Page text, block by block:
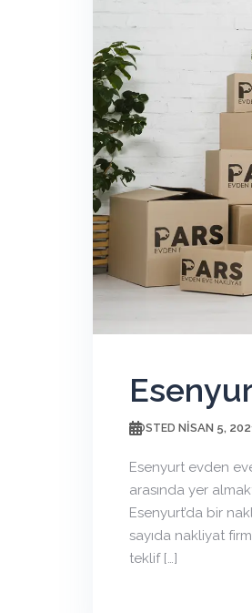
POSTED NISAN 5,
Esenyurt evden
arasında yer
Esenyurt’da bir
sayıda nakliyat
teklif […]